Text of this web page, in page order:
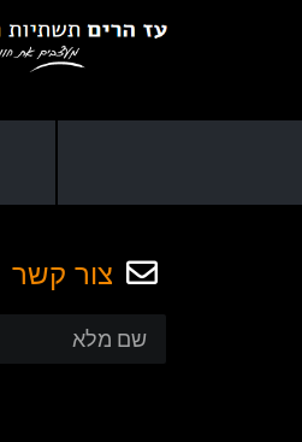
צור קשר